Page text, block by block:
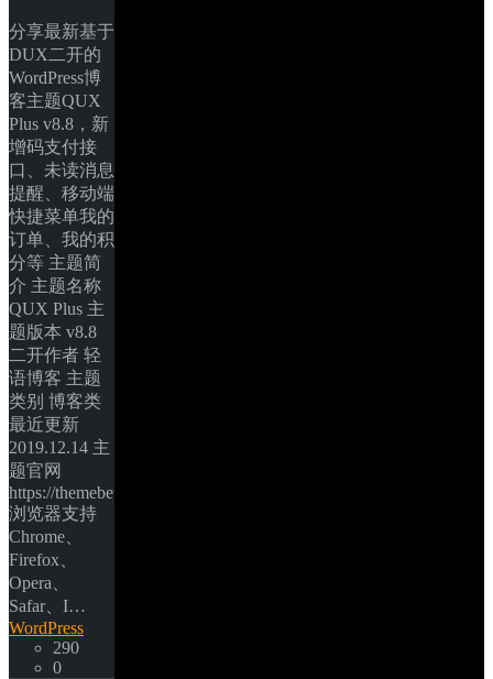
分享最新基于
DUX二开的
WordPress博
客主题QUX
Plus v8.8，新
增码支付接
口、未读消息
提醒、移动端
快捷菜单我的
订单、我的积
分等 主题简
介 主题名称
QUX Plus 主
题版本 v8.8
二开作者 轻
语博客 主题
类别 博客类
最近更新
2019.12.14 主
题官网
https://themebetter.com/
浏览器支持
Chrome、
Firefox、
Opera、
Safar、I…
WordPress
290
0